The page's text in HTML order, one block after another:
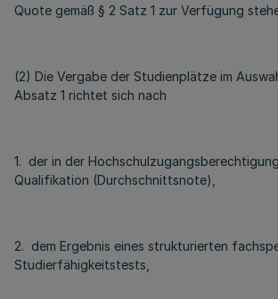
Quote gemäß § 2 Satz 1 zur Verfügung
(2) Die Vergabe der Studienplätze im
Absatz 1 richtet sich nach
1. der in der
Qualifikation (Durchschnittsnote),
2. dem Ergebnis eines strukturierten
Studierfähigkeitstests,